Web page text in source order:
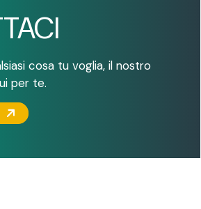
cosa tu voglia, il nostro
per te.